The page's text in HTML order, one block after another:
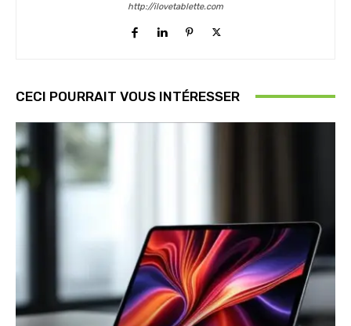
http://ilovetablette.com
CECI POURRAIT VOUS INTÉRESSER